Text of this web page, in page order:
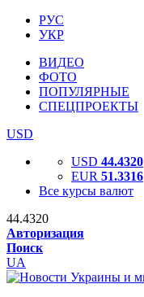
РУС
УКР
ВИДЕО
ФОТО
ПОПУЛЯРНЫЕ
СПЕЦПРОЕКТЫ
USD
USD 44.4320
EUR 51.3316
Все курсы валют
44.4320
Авторизация
Поиск
UA